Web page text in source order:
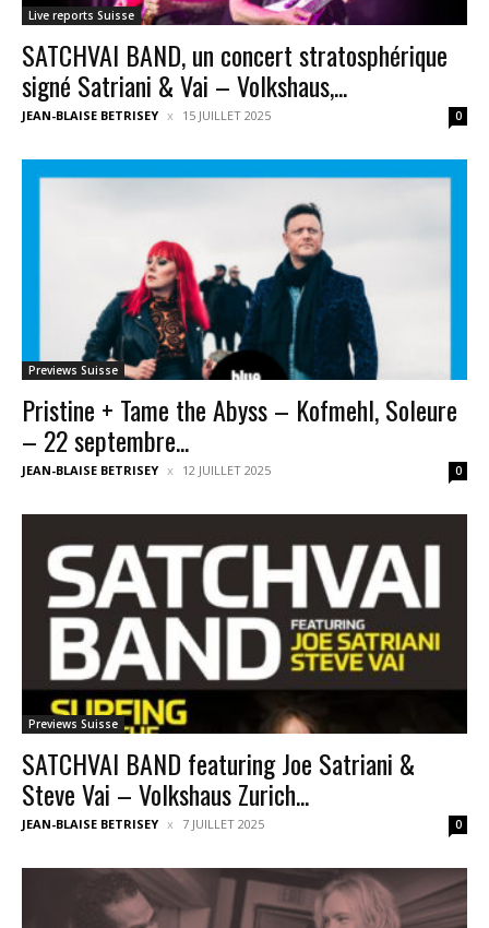
Live reports Suisse
SATCHVAI BAND, un concert stratosphérique
signé Satriani & Vai – Volkshaus,...
JEAN-BLAISE BETRISEY 15 JUILLET 2025 0
Previews Suisse
Pristine + Tame the Abyss – Kofmehl, Soleure
– 22 septembre...
JEAN-BLAISE BETRISEY 12 JUILLET 2025 0
Previews Suisse
SATCHVAI BAND featuring Joe Satriani &
Steve Vai – Volkshaus Zurich...
JEAN-BLAISE BETRISEY 7 JUILLET 2025 0